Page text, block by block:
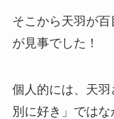
そこから天羽が
が見事でした！
個人的には、天
別に好き」ではな